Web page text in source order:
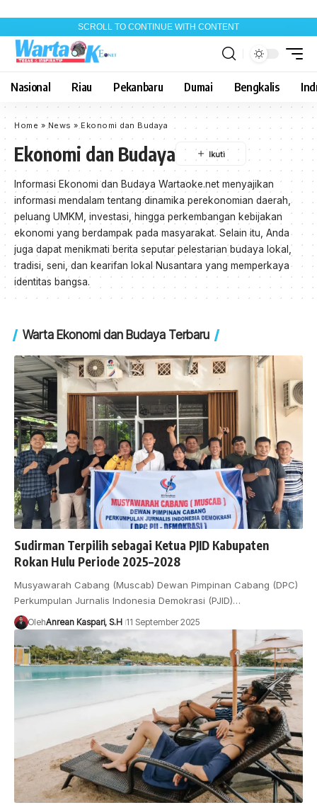
SCROLL TO CONTINUE WITH CONTENT
Nasional Riau Pekanbaru Dumai Bengkalis
Home »News »Ekonomi dan Budaya
Ekonomi dan Budaya
Informasi Ekonomi dan Budaya Wartaoke.net menyajikan
informasi mendalam tentang dinamika perekonomian daerah,
peluang UMKM, investasi, hingga perkembangan kebijakan
ekonomi yang berdampak pada masyarakat. Selain itu, Anda
juga dapat menikmati berita seputar pelestarian budaya lokal,
tradisi, seni, dan kearifan lokal Nusantara yang memperkaya
identitas bangsa.
Warta Ekonomi dan Budaya Terbaru
Sudirman Terpilih sebagai Ketua PJID Kabupaten
Rokan Hulu Periode 2025–2028
Musyawarah Cabang (Muscab) Dewan Pimpinan Cabang (DPC)
Perkumpulan Jurnalis Indonesia Demokrasi (PJID)…
OlehAnrean Kaspari, S.H 11 September 2025